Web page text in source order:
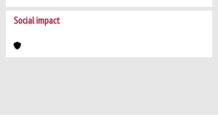
Social impact